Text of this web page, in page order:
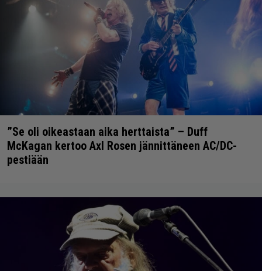
”Se oli oikeastaan aika herttaista” – Duff
McKagan kertoo Axl Rosen jännittäneen AC/DC-
pestiään